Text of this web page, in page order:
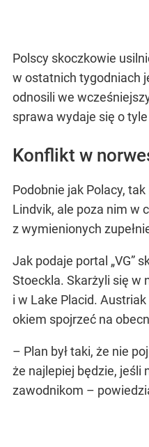
Polscy skoczkowie
w ostatnich tygodniach
odnosili we
sprawa wydaje się o
Konflikt w
Podobnie jak Polacy,
Lindvik, ale poza nim w
z wymienionych
Jak podaje portal „VG”
Stoeckla. Skarżyli się w
i w Lake Placid.
okiem spojrzeć na
– Plan był taki, że nie
że najlepiej będzie, jeśli
zawodnikom –